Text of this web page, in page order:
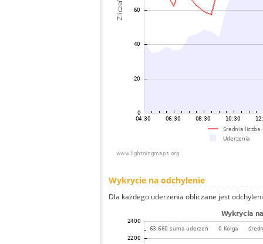
Wykrycie na odchylenie
Dla każdego uderzenia obliczane jest